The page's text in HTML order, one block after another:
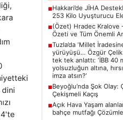
dini
■Hakkari’de JİHA
253 Kilo Uyuşturucu
■(Özet) Hradec Kralove
Özeti ve Tüm Önemli
■Tuzla’da ‘Millet
yürüyüşü… Özgür
tek tek anlattı: ‘İBB 40
yolsuzluğun altına,
imza atsın?’
■Beyoğlu’nda Şok Olay:
Çekişmeli Kaçış
■Açık Hava Yaşam
bahçe mutfağı